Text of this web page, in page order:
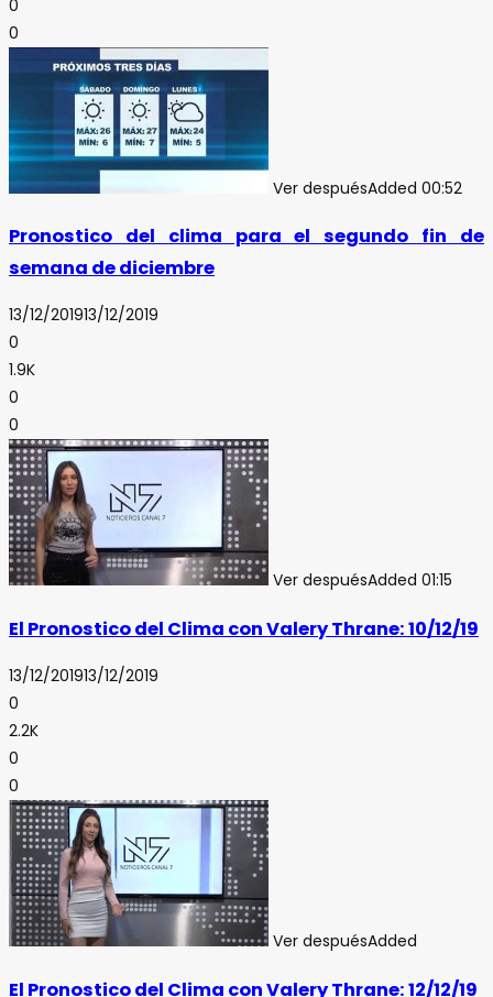
0
0
Ver despuésAdded 00:52
Pronostico del clima para el segundo fin de
semana de diciembre
13/12/201913/12/2019
0
1.9K
0
0
Ver despuésAdded 01:15
El Pronostico del Clima con Valery Thrane: 10/12/19
13/12/201913/12/2019
0
2.2K
0
0
Ver despuésAdded
El Pronostico del Clima con Valery Thrane: 12/12/19